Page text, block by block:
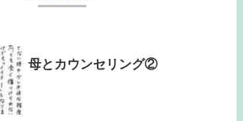
母とカウンセリング②